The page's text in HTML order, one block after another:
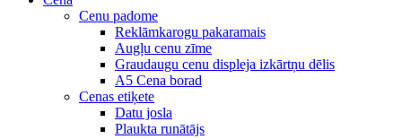
Cenu padome
Reklāmkarogu pakaramais
Augļu cenu zīme
Graudaugu cenu displeja izkārtņu dēlis
A5 Cena borad
Cenas etiķete
Datu josla
Plaukta runātājs